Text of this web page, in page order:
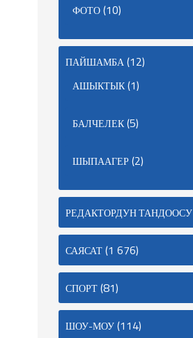
ФОТО(10)
ПАЙШАМБА(12)
АШЫКТЫК(1)
БАЛЧЕЛЕК(5)
ШЫПААГЕР(2)
РЕДАКТОРДУН ТАНДООСУ
САЯСАТ(1 676)
СПОРТ(81)
ШОУ-МОУ(114)